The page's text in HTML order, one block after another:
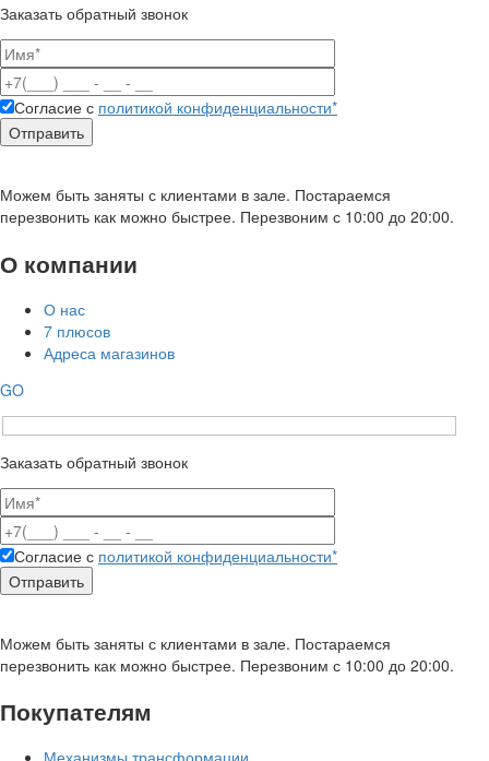
Заказать обратный звонок
Согласие с политикой конфиденциальности*
Можем быть заняты с клиентами в зале. Постараемся
перезвонить как можно быстрее. Перезвоним с 10:00 до 20:00.
О компании
О нас
7 плюсов
Адреса магазинов
GO
Заказать обратный звонок
Согласие с политикой конфиденциальности*
Можем быть заняты с клиентами в зале. Постараемся
перезвонить как можно быстрее. Перезвоним с 10:00 до 20:00.
Покупателям